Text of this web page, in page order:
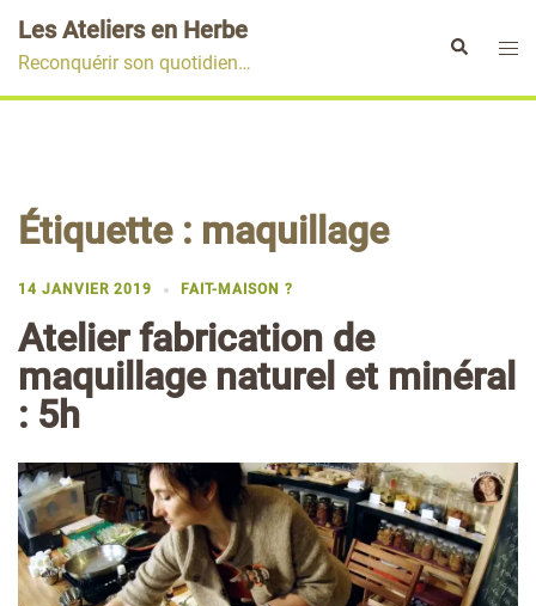
au
contenu
Les Ateliers en Herbe
Reconquérir son quotidien…
Rechercher
Étiquette : maquillage
14 JANVIER 2019 FAIT-MAISON ?
Atelier fabrication de
maquillage naturel et minéral
: 5h